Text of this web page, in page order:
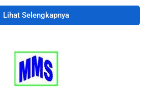
Lihat Selengkapnya